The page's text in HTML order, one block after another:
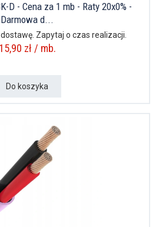
D - Cena za 1 mb - Raty 20x0% -
Darmowa d...
Zapytaj o czas realizacji.
15,90 zł / mb.
Do koszyka